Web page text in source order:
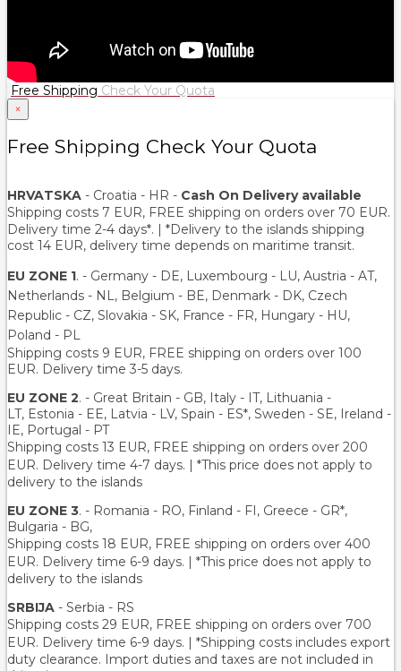
Free Shipping Check Your Quota
×
Free Shipping Check Your Quota
HRVATSKA - Croatia - HR - Cash On Delivery available
Shipping costs 7 EUR, FREE shipping on orders over 70 EUR.
Delivery time 2-4 days*. | *Delivery to the islands shipping
cost 14 EUR, delivery time depends on maritime transit.
EU ZONE 1. - Germany - DE, Luxembourg - LU, Austria - AT,
Netherlands - NL, Belgium - BE, Denmark - DK, Czech
Republic - CZ, Slovakia - SK, France - FR, Hungary - HU,
Poland - PL
Shipping costs 9 EUR, FREE shipping on orders over 100
EUR. Delivery time 3-5 days.
EU ZONE 2. - Great Britain - GB, Italy - IT, Lithuania -
LT, Estonia - EE, Latvia - LV, Spain - ES*, Sweden - SE, Ireland -
IE, Portugal - PT
Shipping costs 13 EUR, FREE shipping on orders over 200
EUR. Delivery time 4-7 days. | *This price does not apply to
delivery to the islands
EU ZONE 3. - Romania - RO, Finland - FI, Greece - GR*,
Bulgaria - BG,
Shipping costs 18 EUR, FREE shipping on orders over 400
EUR. Delivery time 6-9 days. | *This price does not apply to
delivery to the islands
SRBIJA - Serbia - RS
Shipping costs 29 EUR, FREE shipping on orders over 700
EUR. Delivery time 6-9 days. | *Shipping costs includes export
duty clearance. Import duties and taxes are not included in